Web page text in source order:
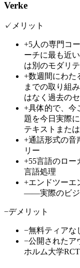
Verke
✓ メリット
+5人の専門コ
ーチに最も近
は別のモダリ
+数週間にわ
までの取り組
はなく過去の
+具体的で、
題を今日実際
テキストまた
+通話形式の音
リー
+55言語のロ
言語処理
+エンドツーエ
——実際のビジ
−デメリット
−無料ティア
−公開された
ホルム大学